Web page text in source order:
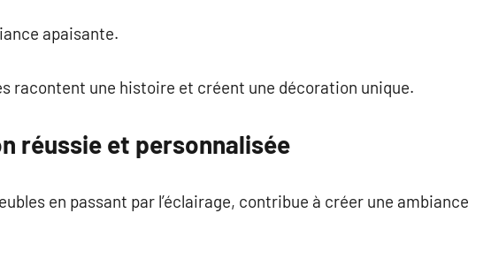
apaisante.
racontent une histoire et créent une décoration unique.
réussie et personnalisée
en passant par l’éclairage, contribue à créer une ambiance